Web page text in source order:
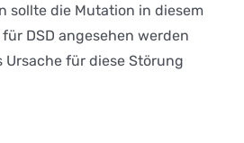
sollte die Mutation in diesem
DSD angesehen werden
für diese Störung